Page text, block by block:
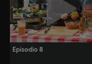
Episodio 8